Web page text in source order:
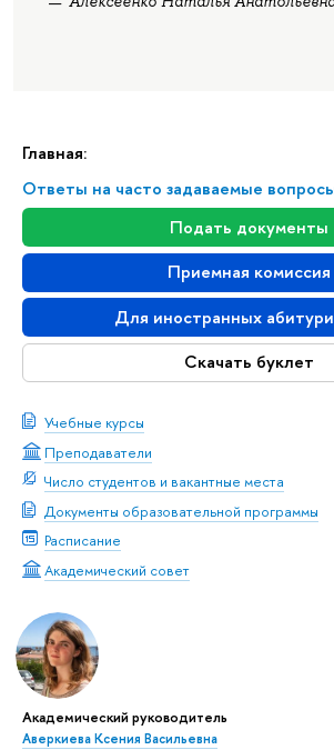
Главная:
Ответы на часто задаваемые
Подать документы
Приемная комиссия
Для иностранных
Скачать буклет
Учебные курсы
Преподаватели
Число студентов и вакантные места
Документы образовательной программы
Расписание
Академический совет
Академический руководитель
Аверкиева Ксения Васильевна